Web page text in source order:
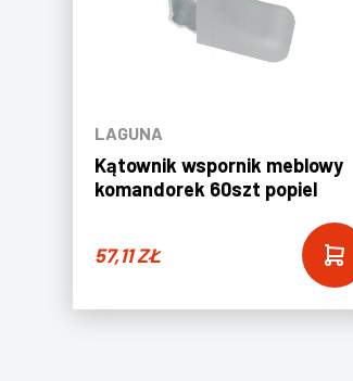
LAGUNA
Kątownik wspornik meblowy
komandorek 60szt popiel
57,11ZŁ